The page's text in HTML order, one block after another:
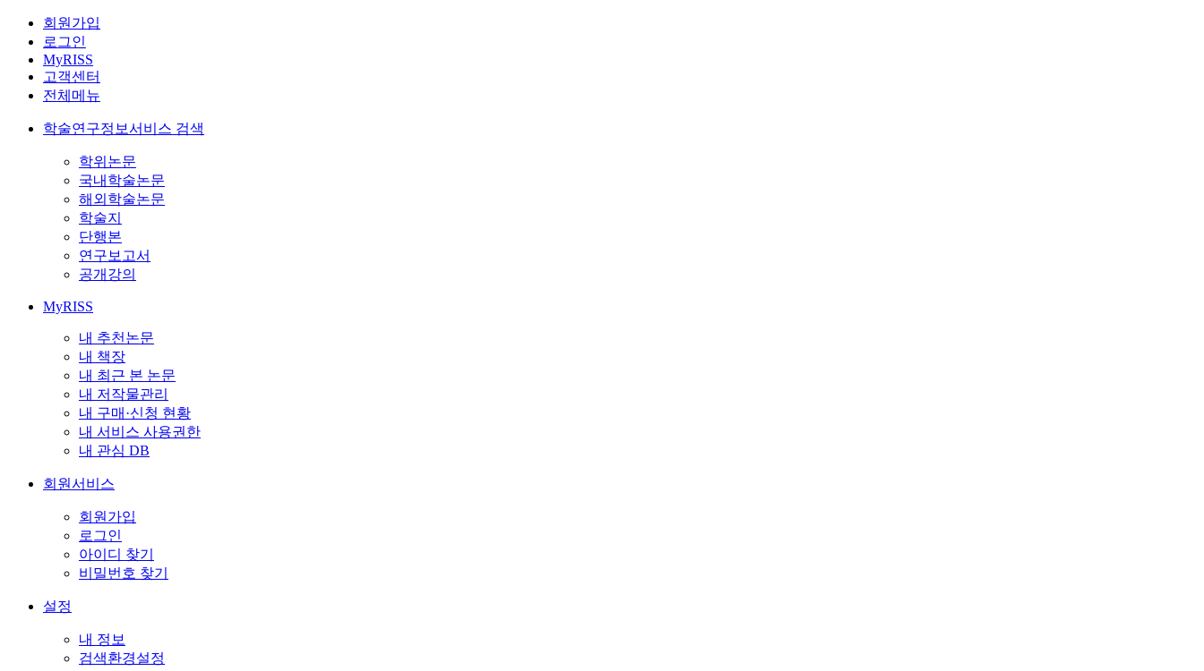
회원가입
로그인
MyRISS
고객센터
전체메뉴
학술연구정보서비스 검색
학위논문
국내학술논문
해외학술논문
학술지
단행본
연구보고서
공개강의
MyRISS
내 추천논문
내 책장
내 최근 본 논문
내 저작물관리
내 구매·신청 현황
내 서비스 사용권한
내 관심 DB
회원서비스
회원가입
로그인
아이디 찾기
비밀번호 찾기
설정
내 정보
검색환경설정